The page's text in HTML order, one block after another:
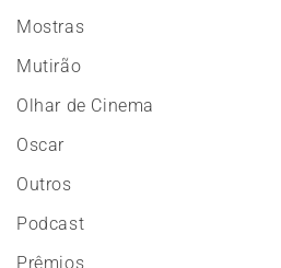
Mostras
Mutirão
Olhar de Cinema
Oscar
Outros
Podcast
Prêmios